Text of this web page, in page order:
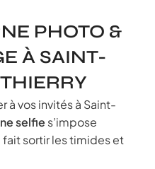
PHOTO &
À SAINT-
à vos invités à Saint-
selfie s’impose
fait sortir les timides et